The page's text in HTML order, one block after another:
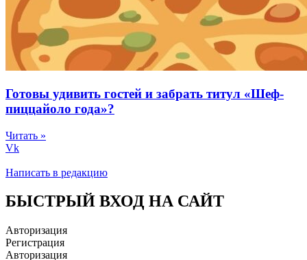
Готовы удивить гостей и забрать титул «Шеф-
пиццайоло года»?
Читать »
Vk
Написать в редакцию
БЫСТРЫЙ ВХОД НА САЙТ
Авторизация
Регистрация
Авторизация